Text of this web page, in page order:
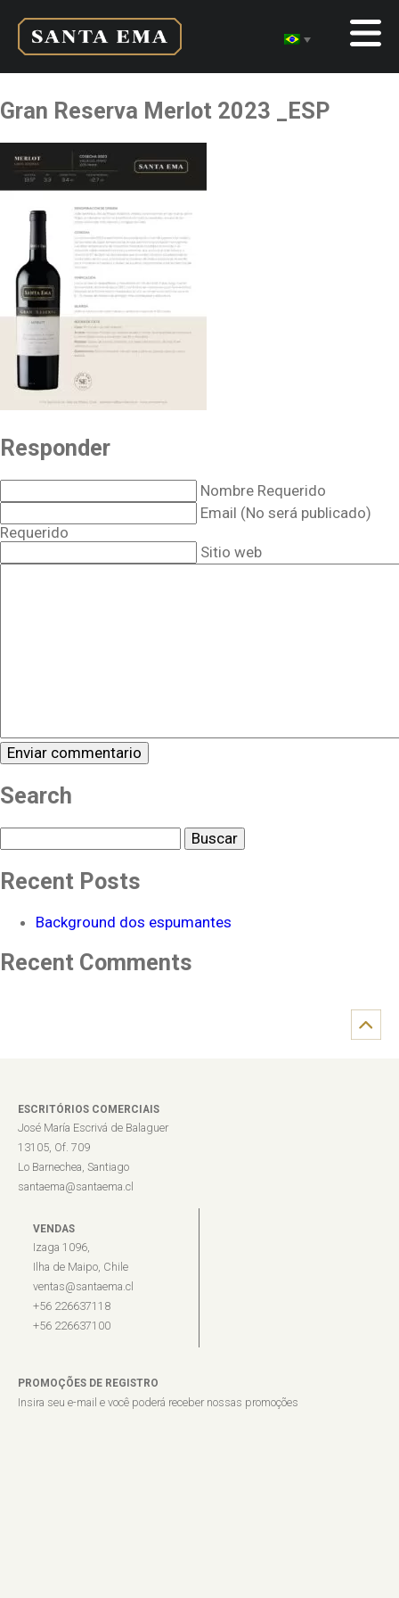
Gran Reserva Merlot 2023 _ESP
Responder
Nombre Requerido
Email (No será publicado)
Requerido
Sitio web
Search
Recent Posts
Background dos espumantes
Recent Comments
ESCRITÓRIOS COMERCIAIS
José María Escrivá de Balaguer
13105, Of. 709
Lo Barnechea, Santiago
santaema@santaema.cl
VENDAS
Izaga 1096,
Ilha de Maipo, Chile
ventas@santaema.cl
+56 226637118
+56 226637100
PROMOÇÕES DE REGISTRO
Insira seu e-mail e você poderá receber nossas promoções